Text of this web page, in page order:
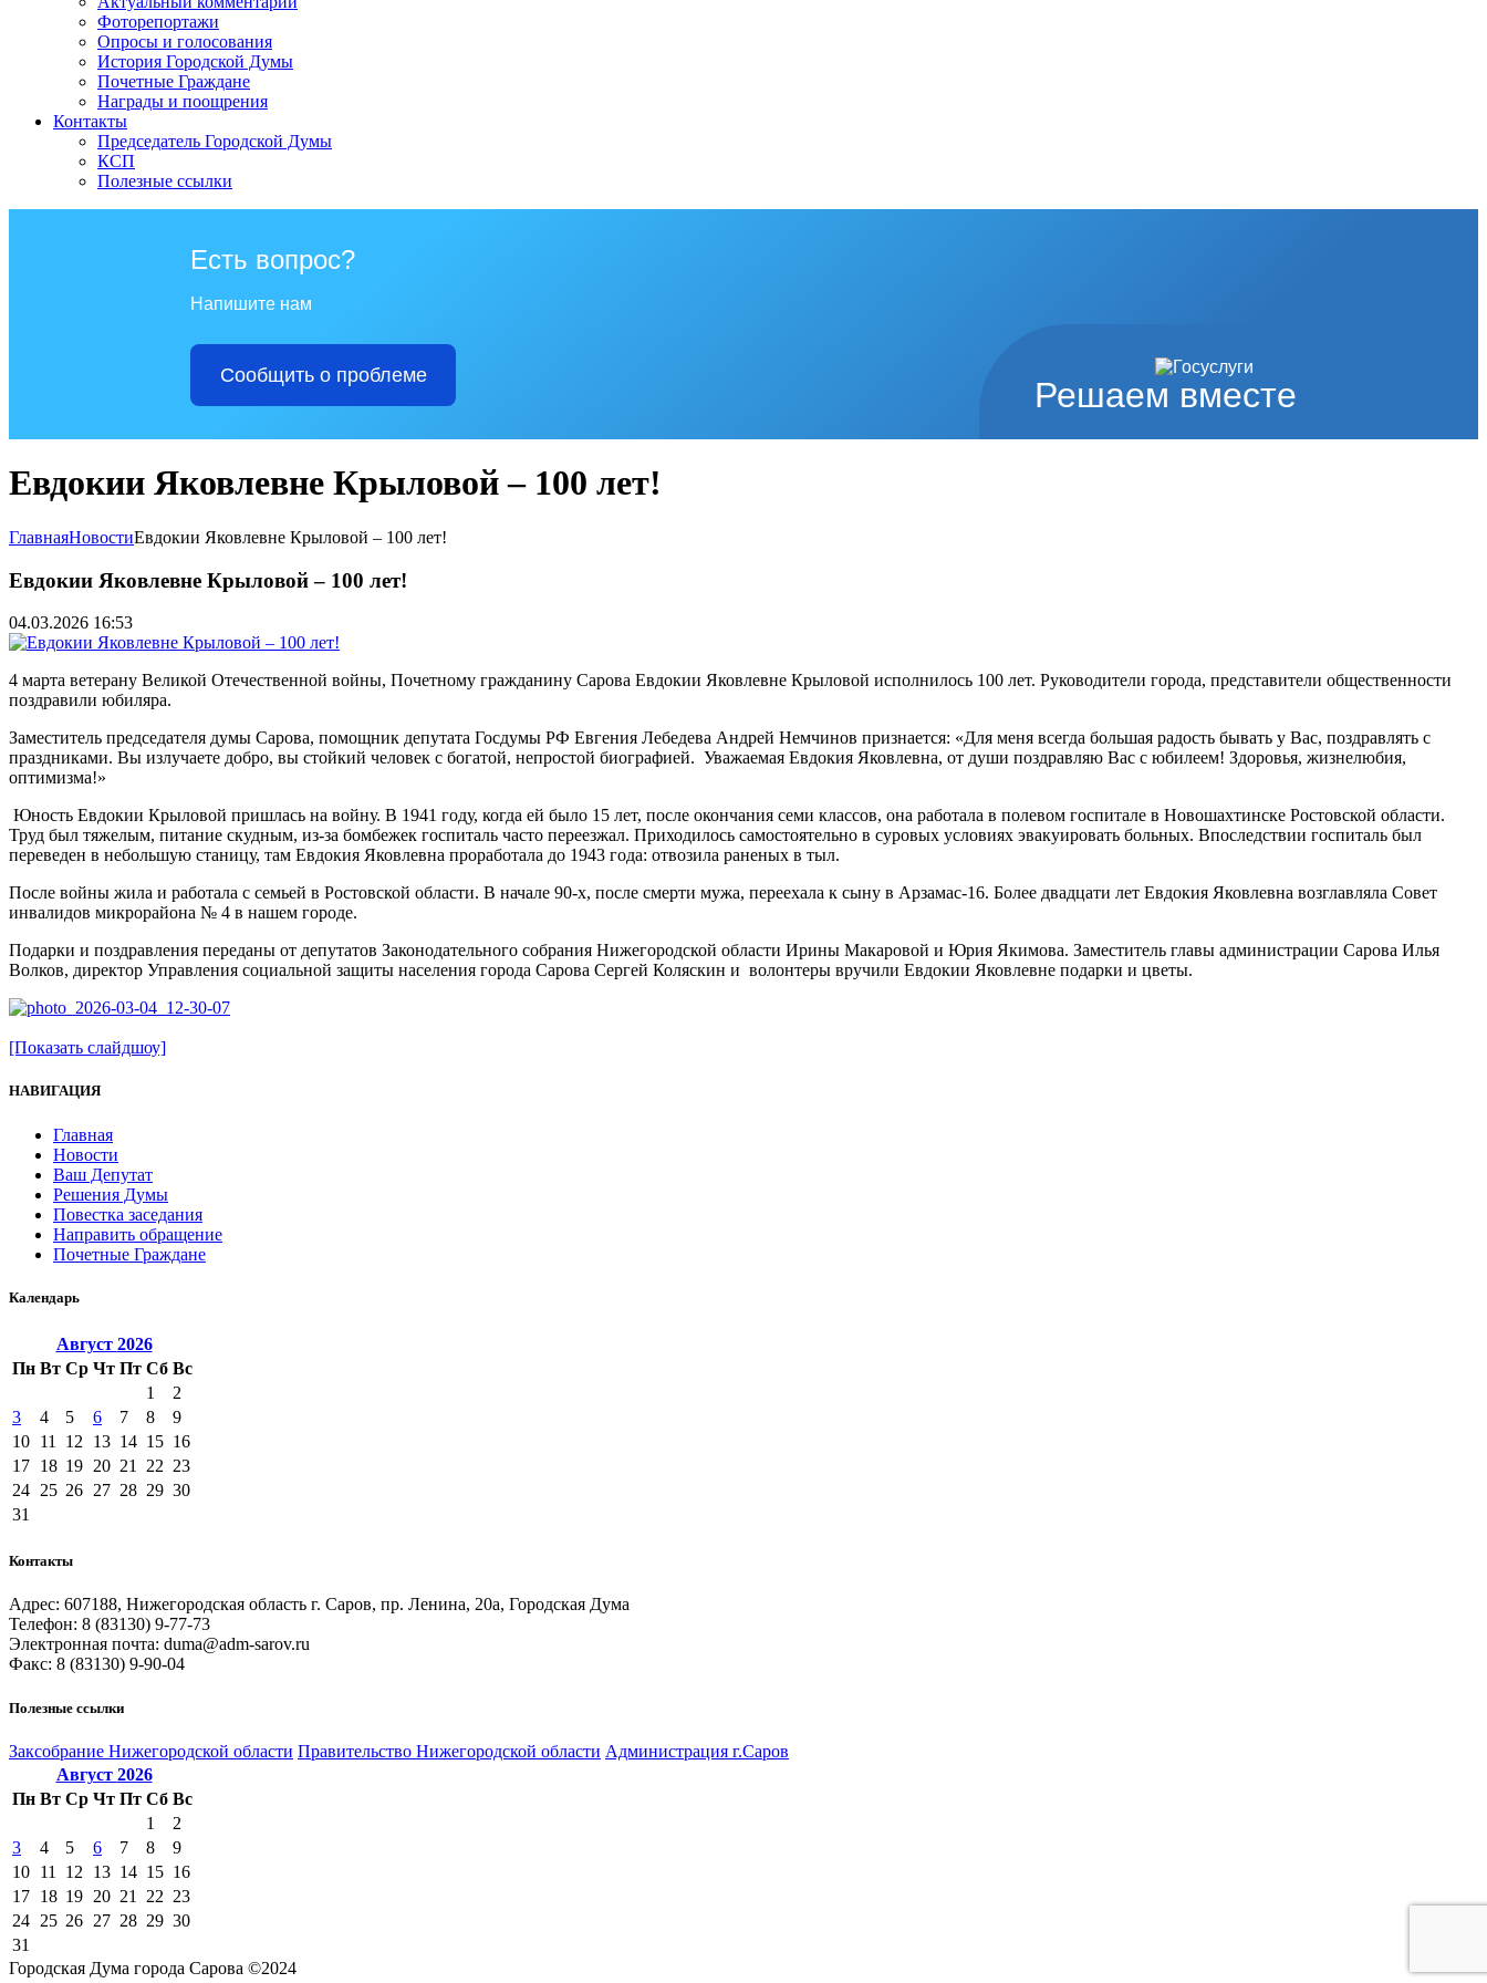
Фоторепортажи
Опросы и голосования
История Городской Думы
Почетные Граждане
Награды и поощрения
Контакты
Председатель Городской Думы
КСП
Полезные ссылки
Решаем вместе
Есть вопрос?
Напишите нам
Сообщить о проблеме
Евдокии Яковлевне Крыловой – 100 лет!
ГлавнаяНовостиЕвдокии Яковлевне Крыловой – 100 лет!
Евдокии Яковлевне Крыловой – 100 лет!
04.03.2026 16:53
4 марта ветерану Великой Отечественной войны, Почетному гражданину Сарова Евдокии Яковлевне Крыловой исполнилось 100 лет. Руководители города, представители общественности
поздравили юбиляра.
Заместитель председателя думы Сарова, помощник депутата Госдумы РФ Евгения Лебедева Андрей Немчинов признается: «Для меня всегда большая радость бывать у Вас, поздравлять с
праздниками. Вы излучаете добро, вы стойкий человек с богатой, непростой биографией. Уважаемая Евдокия Яковлевна, от души поздравляю Вас с юбилеем! Здоровья, жизнелюбия,
оптимизма!»
Юность Евдокии Крыловой пришлась на войну. В 1941 году, когда ей было 15 лет, после окончания семи классов, она работала в полевом госпитале в Новошахтинске Ростовской области.
Труд был тяжелым, питание скудным, из-за бомбежек госпиталь часто переезжал. Приходилось самостоятельно в суровых условиях эвакуировать больных. Впоследствии госпиталь был
переведен в небольшую станицу, там Евдокия Яковлевна проработала до 1943 года: отвозила раненых в тыл.
После войны жила и работала с семьей в Ростовской области. В начале 90-х, после смерти мужа, переехала к сыну в Арзамас-16. Более двадцати лет Евдокия Яковлевна возглавляла Совет
инвалидов микрорайона № 4 в нашем городе.
Подарки и поздравления переданы от депутатов Законодательного собрания Нижегородской области Ирины Макаровой и Юрия Якимова. Заместитель главы администрации Сарова Илья
Волков, директор Управления социальной защиты населения города Сарова Сергей Коляскин и волонтеры вручили Евдокии Яковлевне подарки и цветы.
[Показать слайдшоу]
НАВИГАЦИЯ
Главная
Новости
Ваш Депутат
Решения Думы
Повестка заседания
Направить обращение
Почетные Граждане
Календарь
Август 2026
Пн Вт Ср Чт Пт Сб Вс
1
2
3
4 5 6 7 8
9
10 11 12 13 14 15 16
17 18 19 20 21 22 23
24 25 26 27 28 29 30
31
Контакты
Адрес: 607188, Нижегородская область г. Саров, пр. Ленина, 20а, Городская Дума
Телефон: 8 (83130) 9-77-73
Электронная почта: duma@adm-sarov.ru
Факс: 8 (83130) 9-90-04
Полезные ссылки
Закcобрание Нижегородской области Правительство Нижегородской области Администрация г.Саров
Август 2026
Пн Вт Ср Чт Пт Сб Вс
1
2
3
4 5 6 7 8
9
10 11 12 13 14 15 16
17 18 19 20 21 22 23
24 25 26 27 28 29 30
31
Городская Дума города Сарова ©2024